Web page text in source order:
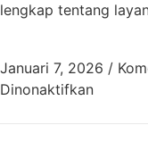
lengkap tentang
Januari 7, 2026 /
Dinonaktifkanpada